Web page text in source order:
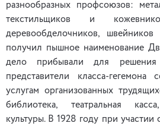
разнообразных профсоюзов:
текстильщиков и
деревообделочников,
получил пышное наименование
дело прибывали для решения
представители класса-
услугам организованных
библиотека, театральная
культуры. В 1928 году при